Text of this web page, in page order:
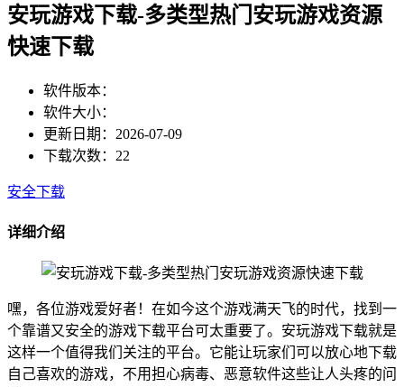
安玩游戏下载-多类型热门安玩游戏资源
快速下载
软件版本：
软件大小：
更新日期：2026-07-09
下载次数：22
安全下载
详细介绍
嘿，各位游戏爱好者！在如今这个游戏满天飞的时代，找到一
个靠谱又安全的游戏下载平台可太重要了。安玩游戏下载就是
这样一个值得我们关注的平台。它能让玩家们可以放心地下载
自己喜欢的游戏，不用担心病毒、恶意软件这些让人头疼的问